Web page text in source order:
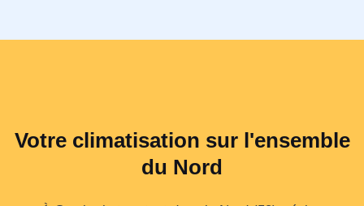
Votre climatisation sur l'ensemble
du Nord